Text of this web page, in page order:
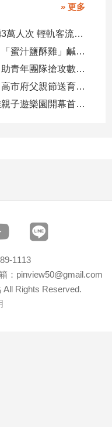
» 更多
全台最大親子樂園開幕首日湧3萬人次 輕軌客流增20倍
大崗山龍眼蜂蜜文化節開幕 「蜜汁鹽酥雞」鹹甜跨界搶話題
青創參展補助開放二度申請 助青年團隊搶攻數位轉型商機
阿蓮崗山公托、親子館啟用 高市府父親節送育兒暖禮
火車醫院變身親子樂園 高雄親子遊樂園開幕首日爆棚
1113
：pinview50@gmail.com
Rights Reserved.